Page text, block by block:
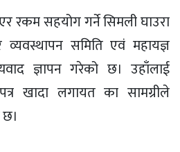
रकम सहयोग गर्ने सिमली घाउरा
व्यवस्थापन समिति एवं महायज्ञ
ज्ञापन गरेको छ। उहाँलाई
खादा लगायत का सामग्रीले